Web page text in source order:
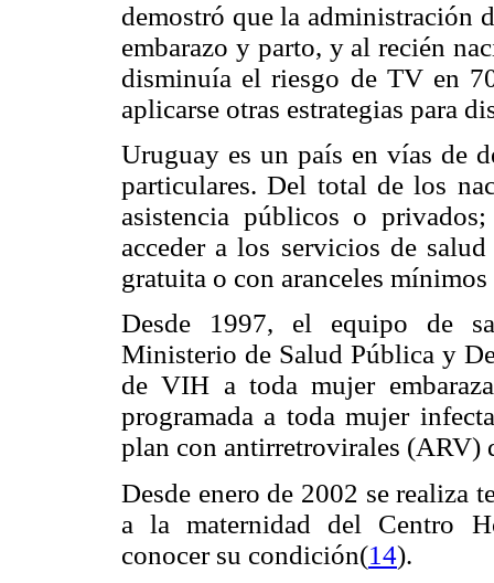
demostró que la administración
embarazo y parto, y al recién
disminuía el riesgo de TV en
aplicarse otras estrategias para
Uruguay es un país en vías de
particulares. Del total de los
asistencia públicos o
acceder a los servicios de
gratuita o con aranceles
Desde 1997, el equipo de
Ministerio de Salud Pública y
de VIH a toda mujer
programada a toda mujer
plan con antirretrovirales (ARV)
Desde enero de 2002 se realiza
a la maternidad del Centro
conocer su condición(14).